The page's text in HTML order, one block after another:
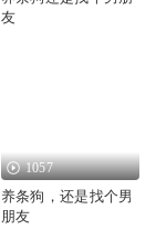
友
1057
养条狗，还是找个男
朋友